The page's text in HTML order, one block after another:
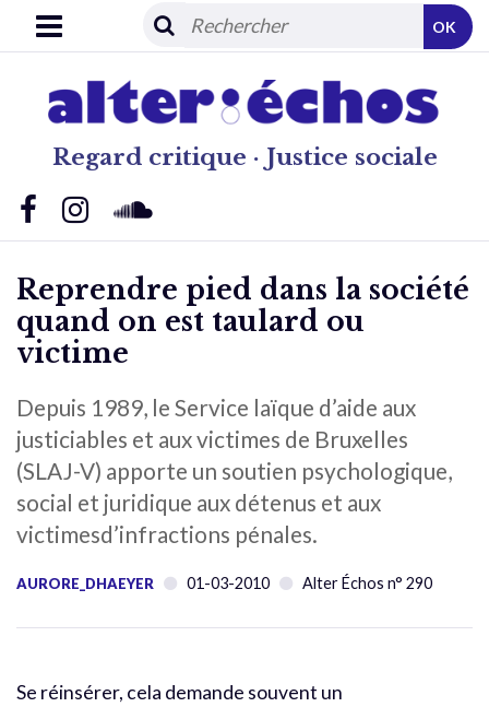
Regard critique · Justice sociale
OK
Reprendre pied dans la société
quand on est taulard ou
victime
Depuis 1989, le Service laïque d’aide aux
justiciables et aux victimes de Bruxelles
(SLAJ-V) apporte un soutien psychologique,
social et juridique aux détenus et aux
victimesd’infractions pénales.
AURORE_DHAEYER 01-03-2010 Alter Échos n° 290
Se réinsérer, cela demande souvent un